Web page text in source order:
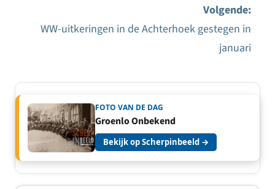
Volgende:
WW-uitkeringen in de Achterhoek gestegen in
januari
FOTO VAN DE DAG
Groenlo Onbekend
Bekijk op Scherpinbeeld →